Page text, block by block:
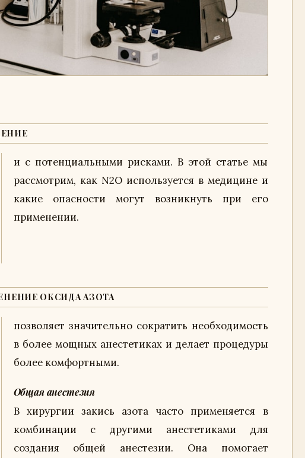
применении.
ОКСИДА АЗОТА
позволяет значительно сократить необходимость
в более мощных анестетиках и делает процедуры
более комфортными.
Общая анестезия
В хирургии закись азота часто применяется в
комбинации с другими анестетиками для
создания общей анестезии. Она помогает